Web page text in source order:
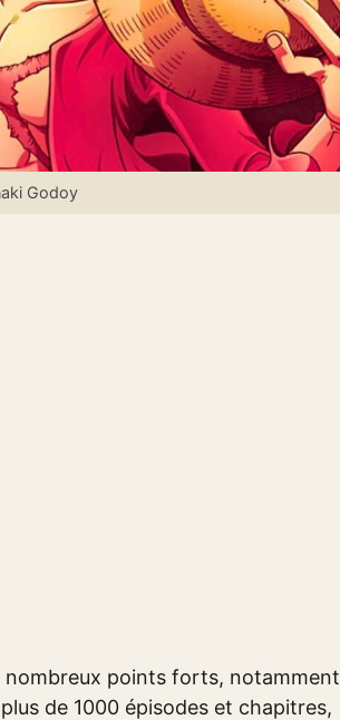
Godoy
nombreux points forts, notamment
de 1000 épisodes et chapitres,